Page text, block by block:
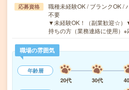
応募資格
職種未経験OK / ブランクOK /
不要
▼未経験OK！（副業歓迎☆
持ちの方（業務連絡に使用）
職場の雰囲気
年齢層
20代
30代